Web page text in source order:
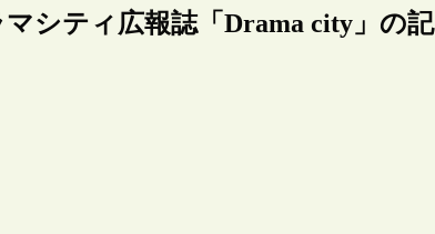
シティ広報誌「Drama city」の記